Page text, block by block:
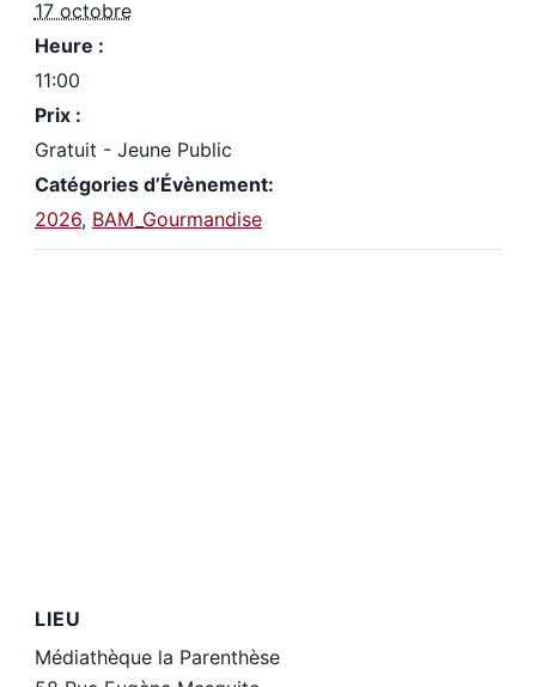
17 octobre
Heure :
11:00
Prix :
Gratuit - Jeune Public
Catégories d’Évènement:
2026, BAM_Gourmandise
LIEU
Médiathèque la Parenthèse